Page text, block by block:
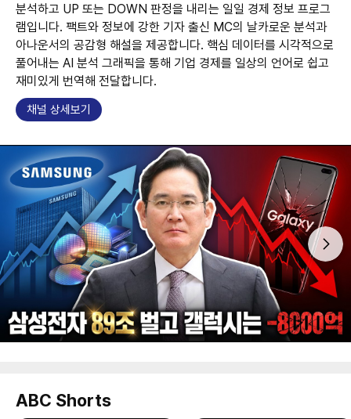
분석하고 UP 또는 DOWN 판정을 내리는 일일 경제 정보 프로그
램입니다. 팩트와 정보에 강한 기자 출신 MC의 날카로운 분석과
아나운서의 공감형 해설을 제공합니다. 핵심 데이터를 시각적으로
풀어내는 AI 분석 그래픽을 통해 기업 경제를 일상의 언어로 쉽고
재미있게 번역해 전달합니다.
채널 상세보기
ABC Shorts